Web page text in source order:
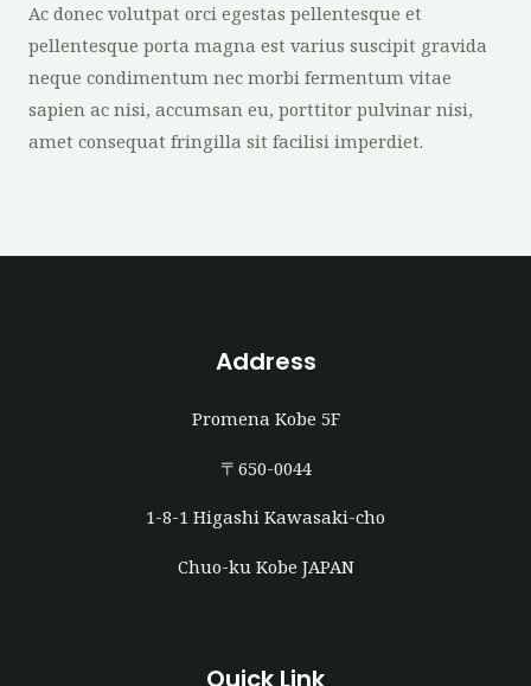
Ac donec volutpat orci egestas pellentesque et
pellentesque porta magna est varius suscipit gravida
neque condimentum nec morbi fermentum vitae
sapien ac nisi, accumsan eu, porttitor pulvinar nisi,
amet consequat fringilla sit facilisi imperdiet.
Address
Promena Kobe 5F
〒650-0044
1-8-1 Higashi Kawasaki-cho
Chuo-ku Kobe JAPAN
Quick Link